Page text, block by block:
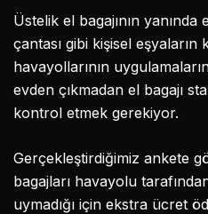
Üstelik el bagajının
çantası gibi kişisel eşyaların
havayollarının
evden çıkmadan el bagajı
kontrol etmek gerekiyor.
Gerçekleştirdiğimiz ankete
bagajları havayolu
uymadığı için ekstra ücret